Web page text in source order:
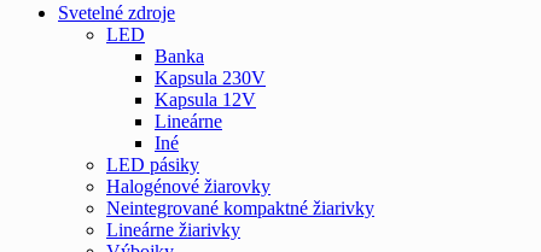
Svetelné zdroje
LED
Banka
Kapsula 230V
Kapsula 12V
Lineárne
Iné
LED pásiky
Halogénové žiarovky
Neintegrované kompaktné žiarivky
Lineárne žiarivky